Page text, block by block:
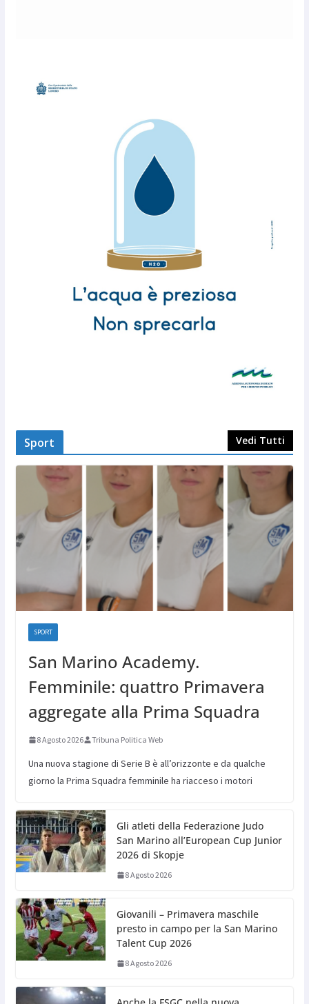
Sport Vedi Tutti
SPORT
San Marino Academy.
Femminile: quattro Primavera
aggregate alla Prima Squadra
8 Agosto 2026 Tribuna Politica Web
Una nuova stagione di Serie B è all’orizzonte e da qualche
giorno la Prima Squadra femminile ha riacceso i motori
Gli atleti della Federazione Judo
San Marino all’European Cup Junior
2026 di Skopje
8 Agosto 2026
Giovanili – Primavera maschile
presto in campo per la San Marino
Talent Cup 2026
8 Agosto 2026